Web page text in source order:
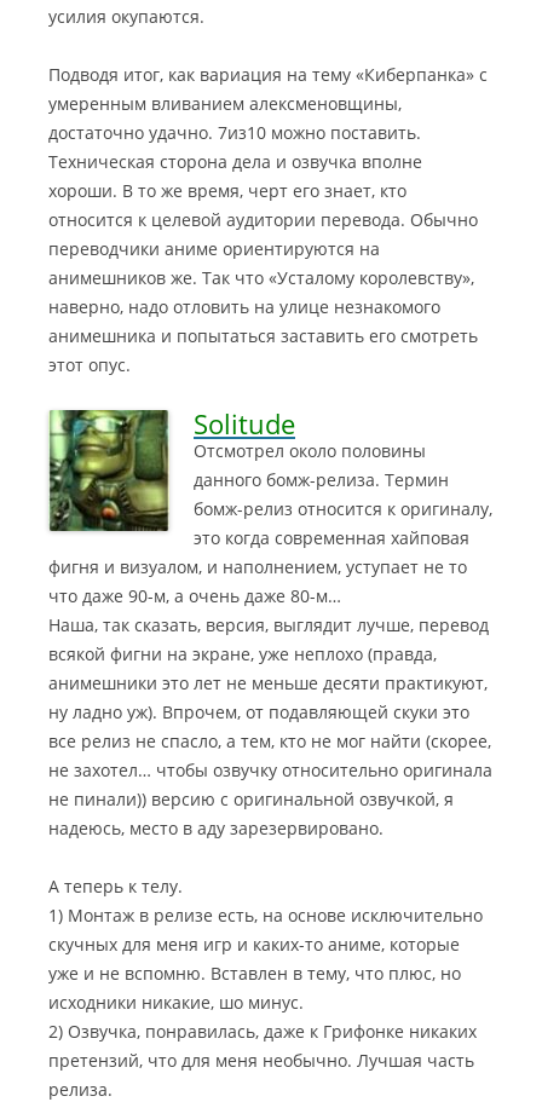
усилия окупаются.
Подводя итог, как вариация на тему «Киберпанка» с
умеренным вливанием алексменовщины,
достаточно удачно. 7из10 можно поставить.
Техническая сторона дела и озвучка вполне
хороши. В то же время, черт его знает, кто
относится к целевой аудитории перевода. Обычно
переводчики аниме ориентируются на
анимешников же. Так что «Усталому королевству»,
наверно, надо отловить на улице незнакомого
анимешника и попытаться заставить его смотреть
этот опус.
Solitude
Отсмотрел около половины
данного бомж-релиза. Термин
бомж-релиз относится к оригиналу,
это когда современная хайповая
фигня и визуалом, и наполнением, уступает не то
что даже 90-м, а очень даже 80-м…
Наша, так сказать, версия, выглядит лучше, перевод
всякой фигни на экране, уже неплохо (правда,
анимешники это лет не меньше десяти практикуют,
ну ладно уж). Впрочем, от подавляющей скуки это
все релиз не спасло, а тем, кто не мог найти (скорее,
не захотел… чтобы озвучку относительно оригинала
не пинали)) версию с оригинальной озвучкой, я
надеюсь, место в аду зарезервировано.
А теперь к телу.
1) Монтаж в релизе есть, на основе исключительно
скучных для меня игр и каких-то аниме, которые
уже и не вспомню. Вставлен в тему, что плюс, но
исходники никакие, шо минус.
2) Озвучка, понравилась, даже к Грифонке никаких
претензий, что для меня необычно. Лучшая часть
релиза.